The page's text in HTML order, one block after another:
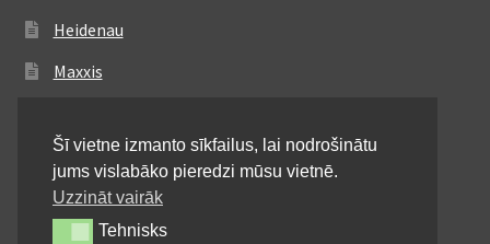
Heidenau
Maxxis
Michelin
Mitas
Pirelli
Šī vietne izmanto sīkfailus, lai nodrošinātu
jums vislabāko pieredzi mūsu vietnē.
Uzzināt vairāk
TehnisksTehnisks